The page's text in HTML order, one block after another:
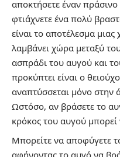
αποκτήσετε έναν
φτιάχνετε ένα πολύ
είναι το αποτέλεσμα
λαμβάνει χώρα μεταξύ
ασπράδι του αυγού και
προκύπτει είναι ο
αναπτύσσεται μόνο στην
Ωστόσο, αν βράσετε το
κρόκος του αυγού μπορεί
Μπορείτε να αποφύγετε
αφήνοντας το αυγό να